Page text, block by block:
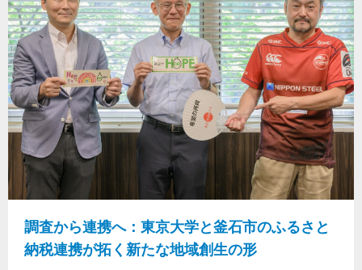
調査から連携へ：東京大学と釜石市のふるさと
納税連携が拓く新たな地域創生の形